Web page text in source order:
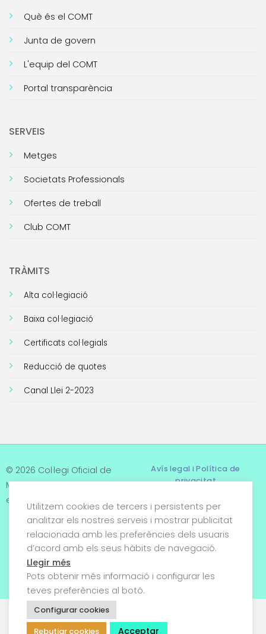
Què és el COMT
Junta de govern
L'equip del COMT
Portal transparència
SERVEIS
Metges
Societats Professionals
Ofertes de treball
Club COMT
TRÀMITS
Alta col·legiació
Baixa col·legiació
Certificats col·legials
Reducció de quotes
Canal Llei 2-2023
© 2026 Col·legi Oficial de
Metges de Tarragona. Tots
els drets reservats
Avís legal i Política de
privacitat
Termes i condicions
Política de cookies
Utilitzem cookies de tercers i persistents per
analitzar els nostres serveis i mostrar publicitat
relacionada amb les preferències dels usuaris
d’acord amb els seus hàbits de navegació.
Llegir més
Pots obtenir més informació i configurar les
teves preferències al botó.
Configurar cookies
Rebutjar cookies
Acceptar